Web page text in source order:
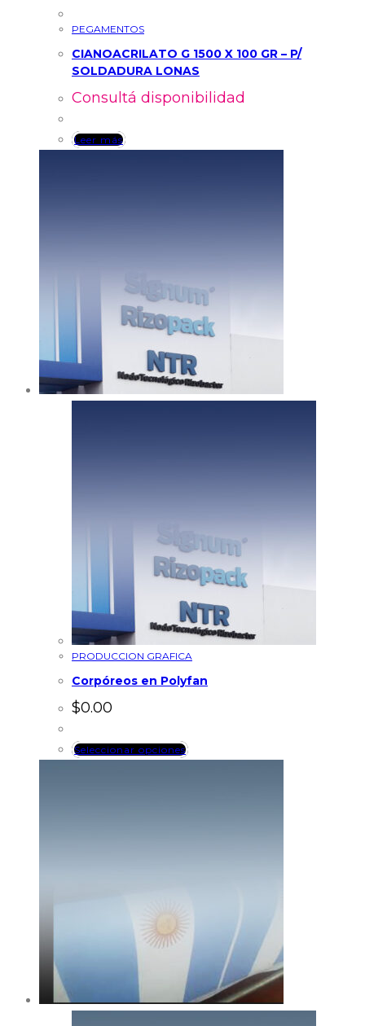
PEGAMENTOS
CIANOACRILATO G 1500 X 100 GR – P/
SOLDADURA LONAS
Consultá disponibilidad
Leer más
PRODUCCION GRAFICA
Corpóreos en Polyfan
$0.00
Seleccionar opciones